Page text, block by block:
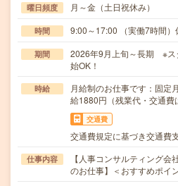
曜日頻度 月～金（土日祝休み）
時間 9:00～17:00 （実働7時間
期間
2026年9月上旬～長期 ※
始OK！
時給
月給制のお仕事です：固
給1880円（残業代・交通費
交通費
交通費規定に基づき交通費
仕事内容
【人事コンサルティング会
のお仕事】＜おすすめポイ